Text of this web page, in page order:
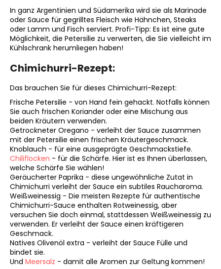
In ganz Argentinien und Südamerika wird sie als Marinade
oder Sauce für gegrilltes Fleisch wie Hähnchen, Steaks
oder Lamm und Fisch serviert. Profi-Tipp: Es ist eine gute
Möglichkeit, die Petersilie zu verwerten, die Sie vielleicht im
Kühlschrank herumliegen haben!
Chimichurri-Rezept:
Das brauchen Sie für dieses Chimichurri-Rezept:
Frische Petersilie - von Hand fein gehackt. Notfalls können
Sie auch frischen Koriander oder eine Mischung aus
beiden Kräutern verwenden.
Getrockneter Oregano - verleiht der Sauce zusammen
mit der Petersilie einen frischen Kräutergeschmack.
Knoblauch - für eine ausgeprägte Geschmackstiefe.
Chiliflocken - für die Schärfe. Hier ist es Ihnen überlassen,
welche Schärfe Sie wählen!
Geräucherter Paprika - diese ungewöhnliche Zutat in
Chimichurri verleiht der Sauce ein subtiles Raucharoma.
Weißweinessig - Die meisten Rezepte für authentische
Chimichurri-Sauce enthalten Rotweinessig, aber
versuchen Sie doch einmal, stattdessen Weißweinessig zu
verwenden. Er verleiht der Sauce einen kräftigeren
Geschmack.
Natives Olivenöl extra - verleiht der Sauce Fülle und
bindet sie.
Und Meersalz - damit alle Aromen zur Geltung kommen!
SUCHEN
W
i
r
e
m
p
f
e
h
l
e
n
SILBERNER
KEYGOES:CHILI
-
EDELSTAHL
SCHLÜSSELANHÄNGER
€18,90